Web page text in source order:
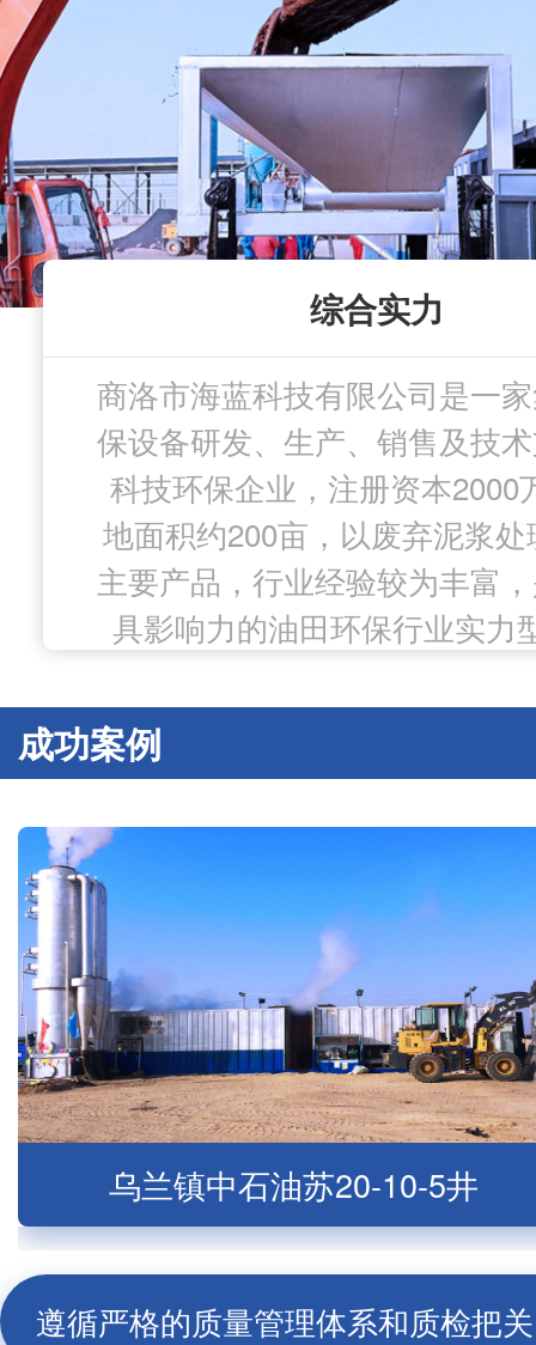
综合实力
商洛市海蓝科技有限公司是一
保设备研发、生产、销售及技
科技环保企业，注册资本2000
地面积约200亩，以废弃泥浆
主要产品，行业经验较为丰富
具影响力的油田环保行业实力
技术优势
海蓝科技注重技术研发，拥有
科研团队，凝集研发人员40
请持有的各类专利授权22项
设备、低温蒸发设备、高温氧
产品持续升级。
产品质量
海蓝科技专注油田废弃物处理
严格的生产质量管理体系和质
待质量一丝不苟，以品质为立
造质量过硬的系统的泥浆处理
户使用放心。
广获好评
海蓝科技业务涉及油气田废弃
油泥处理、污泥处理、压返液
处理、医疗废弃物等领域，先
田、胜利油田、大庆油田、朝
和泥浆等企业合作，以品质和
户信赖。
成功案例
乌兰镇中石油苏20-10-5井
遵循严格的质量管理体系和质检把关